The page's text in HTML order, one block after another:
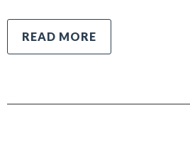
READ MORE